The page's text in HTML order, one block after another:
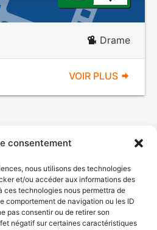
consentement
nous utilisons des technologies
et/ou accéder aux informations des
ces technologies nous permettra de
comportement de navigation ou les ID
pas consentir ou de retirer son
négatif sur certaines caractéristiques
Drame
VOIR PLUS